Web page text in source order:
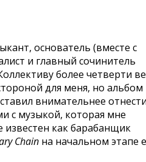
основатель (вместе с
и главный сочинитель
более четверти
для меня, но альбом
внимательнее
с музыкой, которая мне
известен как барабанщик
Chain на начальном этапе